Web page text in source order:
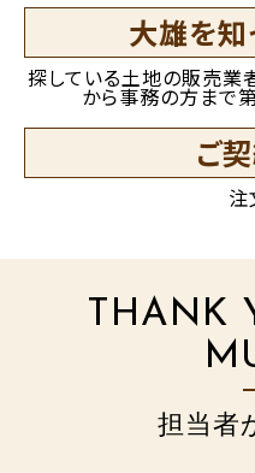
大雄を知
探している土地の販売業
から事務の方まで
ご
注
THANK
担当者